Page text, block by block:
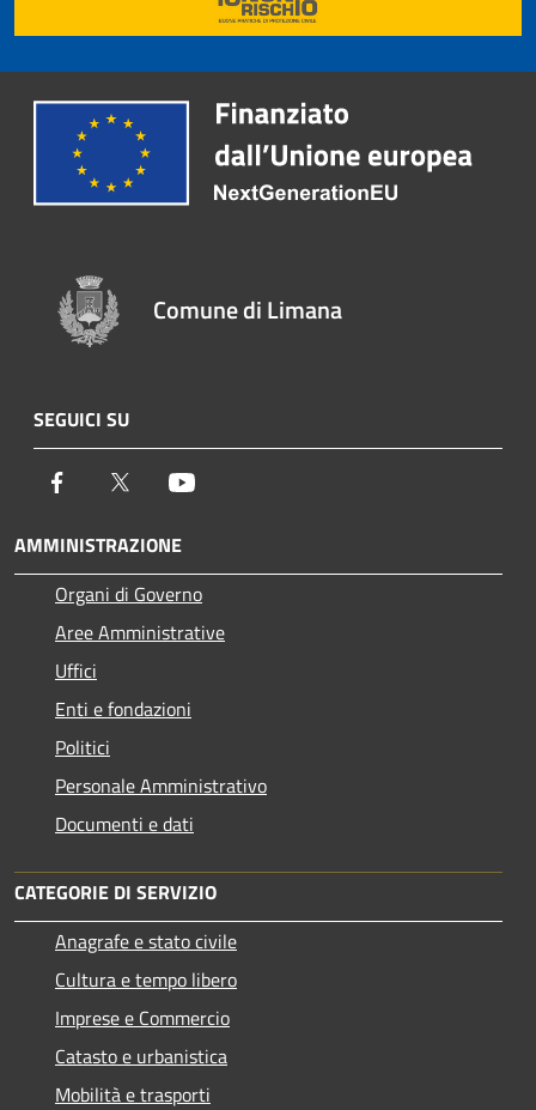
Comune di Limana
SEGUICI SU
Facebook Twitter
AMMINISTRAZIONE
Organi di Governo
Aree Amministrative
Uffici
Enti e fondazioni
Politici
Personale Amministrativo
Documenti e dati
CATEGORIE DI SERVIZIO
Anagrafe e stato civile
Cultura e tempo libero
Imprese e Commercio
Catasto e urbanistica
Mobilità e trasporti